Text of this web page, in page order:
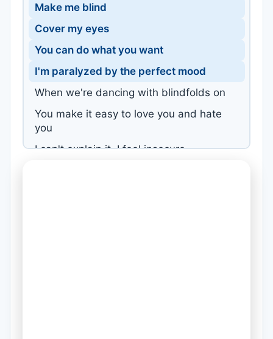
Make me blind
Cover my eyes
You can do what you want
I'm paralyzed by the perfect mood
When we're dancing with blindfolds on
You make it easy to love you and hate
you
I can't explain it, I feel insecure